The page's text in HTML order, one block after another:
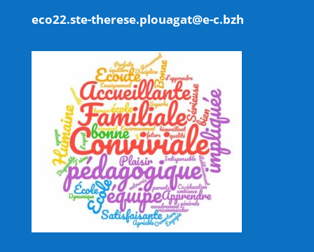
eco22.ste-therese.plouagat@e-c.bzh